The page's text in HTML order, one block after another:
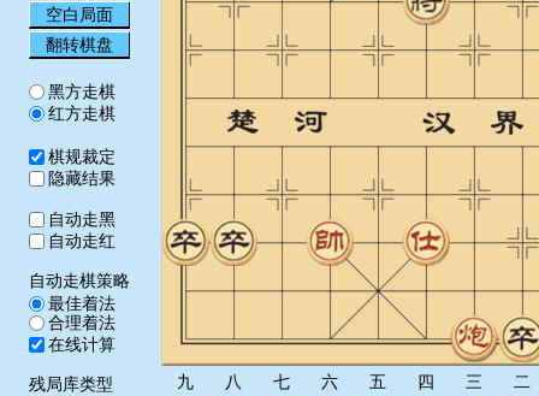
空白局面
翻转棋盘
黑方走棋
红方走棋
棋规裁定
隐藏结果
自动走黑
自动走红
自动走棋策略
最佳着法
合理着法
在线计算
残局库类型
九 八 七 六 五 四 三 二